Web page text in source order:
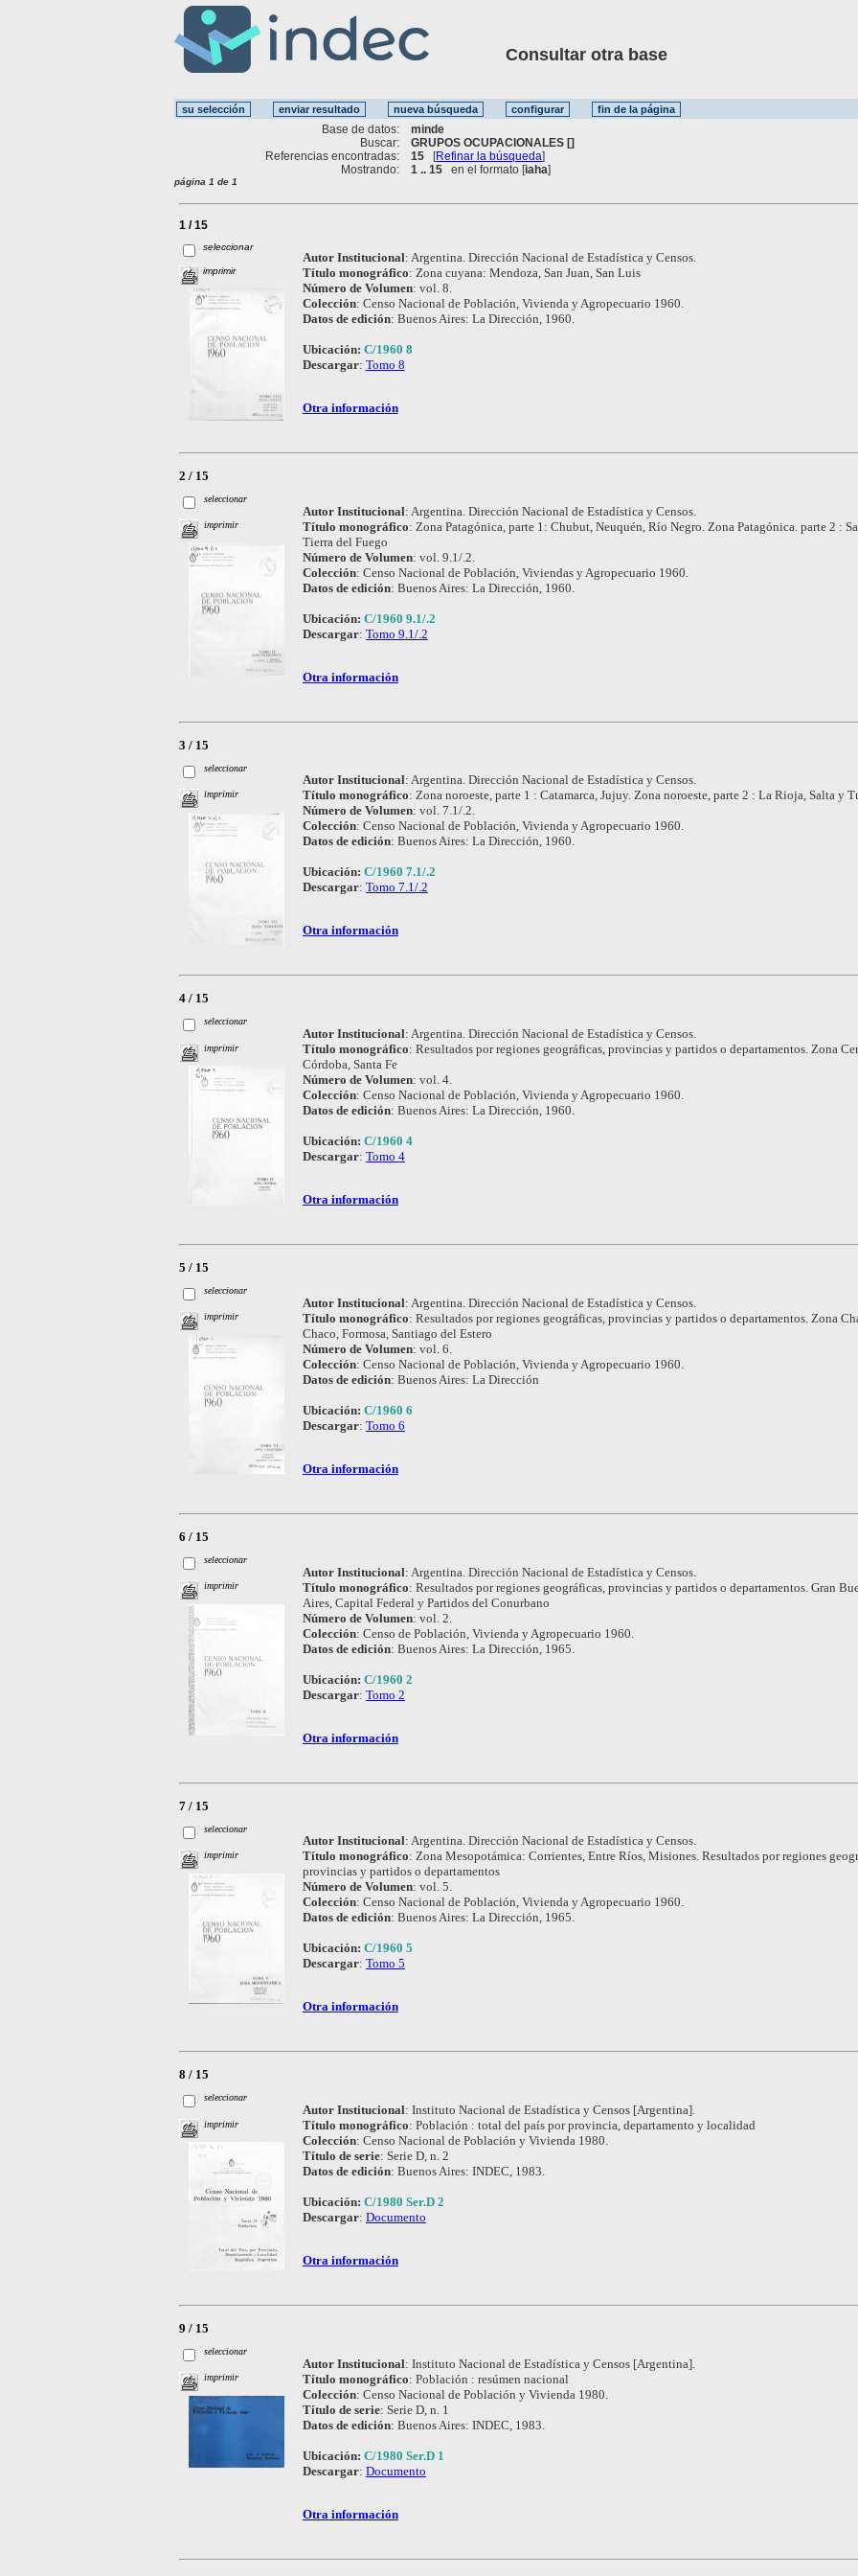
Consultar otra base
Base de datos:
minde
Buscar:
GRUPOS OCUPACIONALES []
Referencias encontradas:
15 [Refinar la búsqueda]
Mostrando:
1 .. 15 en el formato [iaha]
página 1 de 1
1 / 15
seleccionar
imprimir
Autor Institucional: Argentina. Dirección Nacional de Estadística y Censos.
Título monográfico: Zona cuyana: Mendoza, San Juan, San Luis
Número de Volumen: vol. 8.
Colección: Censo Nacional de Población, Vivienda y Agropecuario 1960.
Datos de edición: Buenos Aires: La Dirección, 1960.
Ubicación: C/1960 8
Descargar: Tomo 8
Otra información
2 / 15
seleccionar
imprimir
Autor Institucional: Argentina. Dirección Nacional de Estadística y Censos.
Título monográfico: Zona Patagónica, parte 1: Chubut, Neuquén, Río Negro. Zona Patagónica. parte 2 :
Tierra del Fuego
Número de Volumen: vol. 9.1/.2.
Colección: Censo Nacional de Población, Viviendas y Agropecuario 1960.
Datos de edición: Buenos Aires: La Dirección, 1960.
Ubicación: C/1960 9.1/.2
Descargar: Tomo 9.1/.2
Otra información
3 / 15
seleccionar
imprimir
Autor Institucional: Argentina. Dirección Nacional de Estadística y Censos.
Título monográfico: Zona noroeste, parte 1 : Catamarca, Jujuy. Zona noroeste, parte 2 : La Rioja, Salta y
Número de Volumen: vol. 7.1/.2.
Colección: Censo Nacional de Población, Vivienda y Agropecuario 1960.
Datos de edición: Buenos Aires: La Dirección, 1960.
Ubicación: C/1960 7.1/.2
Descargar: Tomo 7.1/.2
Otra información
4 / 15
seleccionar
imprimir
Autor Institucional: Argentina. Dirección Nacional de Estadística y Censos.
Título monográfico: Resultados por regiones geográficas, provincias y partidos o departamentos. Zona
Córdoba, Santa Fe
Número de Volumen: vol. 4.
Colección: Censo Nacional de Población, Vivienda y Agropecuario 1960.
Datos de edición: Buenos Aires: La Dirección, 1960.
Ubicación: C/1960 4
Descargar: Tomo 4
Otra información
5 / 15
seleccionar
imprimir
Autor Institucional: Argentina. Dirección Nacional de Estadística y Censos.
Título monográfico: Resultados por regiones geográficas, provincias y partidos o departamentos. Zona
Chaco, Formosa, Santiago del Estero
Número de Volumen: vol. 6.
Colección: Censo Nacional de Población, Vivienda y Agropecuario 1960.
Datos de edición: Buenos Aires: La Dirección
Ubicación: C/1960 6
Descargar: Tomo 6
Otra información
6 / 15
seleccionar
imprimir
Autor Institucional: Argentina. Dirección Nacional de Estadística y Censos.
Título monográfico: Resultados por regiones geográficas, provincias y partidos o departamentos. Gran
Aires, Capital Federal y Partidos del Conurbano
Número de Volumen: vol. 2.
Colección: Censo de Población, Vivienda y Agropecuario 1960.
Datos de edición: Buenos Aires: La Dirección, 1965.
Ubicación: C/1960 2
Descargar: Tomo 2
Otra información
7 / 15
seleccionar
imprimir
Autor Institucional: Argentina. Dirección Nacional de Estadística y Censos.
Título monográfico: Zona Mesopotámica: Corrientes, Entre Ríos, Misiones. Resultados por regiones
provincias y partidos o departamentos
Número de Volumen: vol. 5.
Colección: Censo Nacional de Población, Vivienda y Agropecuario 1960.
Datos de edición: Buenos Aires: La Dirección, 1965.
Ubicación: C/1960 5
Descargar: Tomo 5
Otra información
8 / 15
seleccionar
imprimir
Autor Institucional: Instituto Nacional de Estadística y Censos [Argentina].
Título monográfico: Población : total del país por provincia, departamento y localidad
Colección: Censo Nacional de Población y Vivienda 1980.
Título de serie: Serie D, n. 2
Datos de edición: Buenos Aires: INDEC, 1983.
Ubicación: C/1980 Ser.D 2
Descargar: Documento
Otra información
9 / 15
seleccionar
imprimir
Autor Institucional: Instituto Nacional de Estadística y Censos [Argentina].
Título monográfico: Población : resúmen nacional
Colección: Censo Nacional de Población y Vivienda 1980.
Título de serie: Serie D, n. 1
Datos de edición: Buenos Aires: INDEC, 1983.
Ubicación: C/1980 Ser.D 1
Descargar: Documento
Otra información